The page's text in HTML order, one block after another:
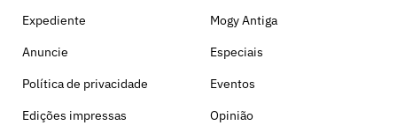
Expediente
Anuncie
Política de privacidade
Edições impressas
Mogy Antiga
Especiais
Eventos
Opinião